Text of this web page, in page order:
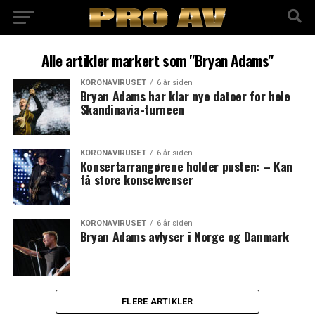
Alle artikler markert som "Bryan Adams"
KORONAVIRUSET 6 år siden
Bryan Adams har klar nye datoer for hele
Skandinavia-turneen
KORONAVIRUSET 6 år siden
Konsertarrangørene holder pusten: – Kan
få store konsekvenser
KORONAVIRUSET 6 år siden
Bryan Adams avlyser i Norge og Danmark
FLERE ARTIKLER